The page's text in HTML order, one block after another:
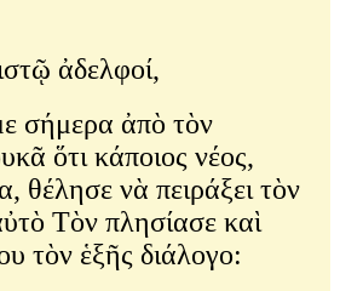
ἀδελφοί,
σήμερα ἀπὸ τὸν
ὅτι κάποιος νέος,
θέλησε νὰ πειράξει τὸν
Τὸν πλησίασε καὶ
τὸν ἑξῆς διάλογο: